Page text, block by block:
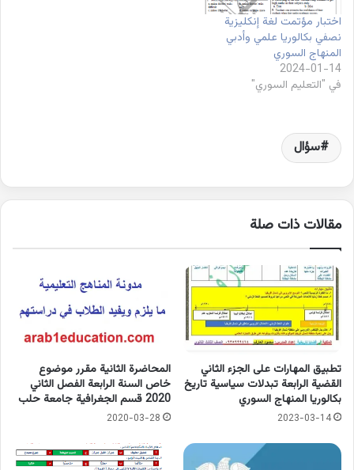
اختبار مؤتمت لغة إنكليزية
نصفي بكالوريا علمي وأدبي
المنهاج السوري
2024-01-14
في "التعليم السوري"
سؤال
مقالات ذات صلة
تطبيق المهارات على الجزء الثاني
القضية الرابعة تبدلات سياسية تاريخ
بكالوريا المنهاج السوري
2023-03-14
المحاضرة الثانية مقرر موضوع
خاص السنة الرابعة الفصل الثاني
2020 قسم الجغرافية جامعة حلب
2020-03-28